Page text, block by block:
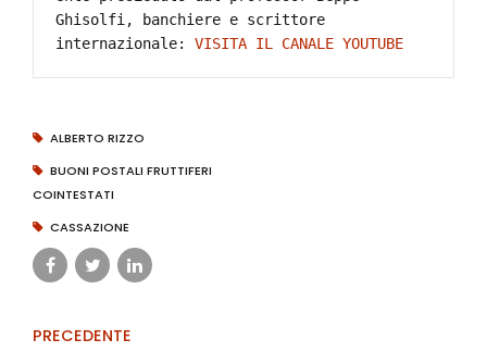
Ghisolfi, banchiere e scrittore
internazionale: VISITA IL CANALE YOUTUBE
ALBERTO RIZZO
BUONI POSTALI FRUTTIFERI
COINTESTATI
CASSAZIONE
PRECEDENTE